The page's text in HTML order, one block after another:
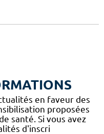
en faveur des
proposées
santé. Si vous avez
d'inscri